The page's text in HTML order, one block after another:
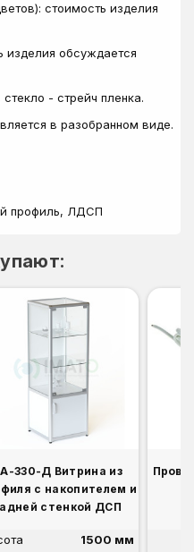
стоимость изделия
изделия обсуждается
- стрейч пленка.
в разобранном виде.
профиль, ЛДСП
330-Д Витрина из
с накопителем и
стенкой ДСП
1500 мм